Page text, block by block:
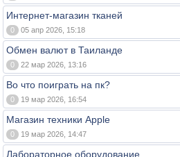
Интернет-магазин тканей
0 05 апр 2026, 15:18
Обмен валют в Таиланде
0 22 мар 2026, 13:16
Во что поиграть на пк?
0 19 мар 2026, 16:54
Магазин техники Apple
0 19 мар 2026, 14:47
Лабораторное оборудование